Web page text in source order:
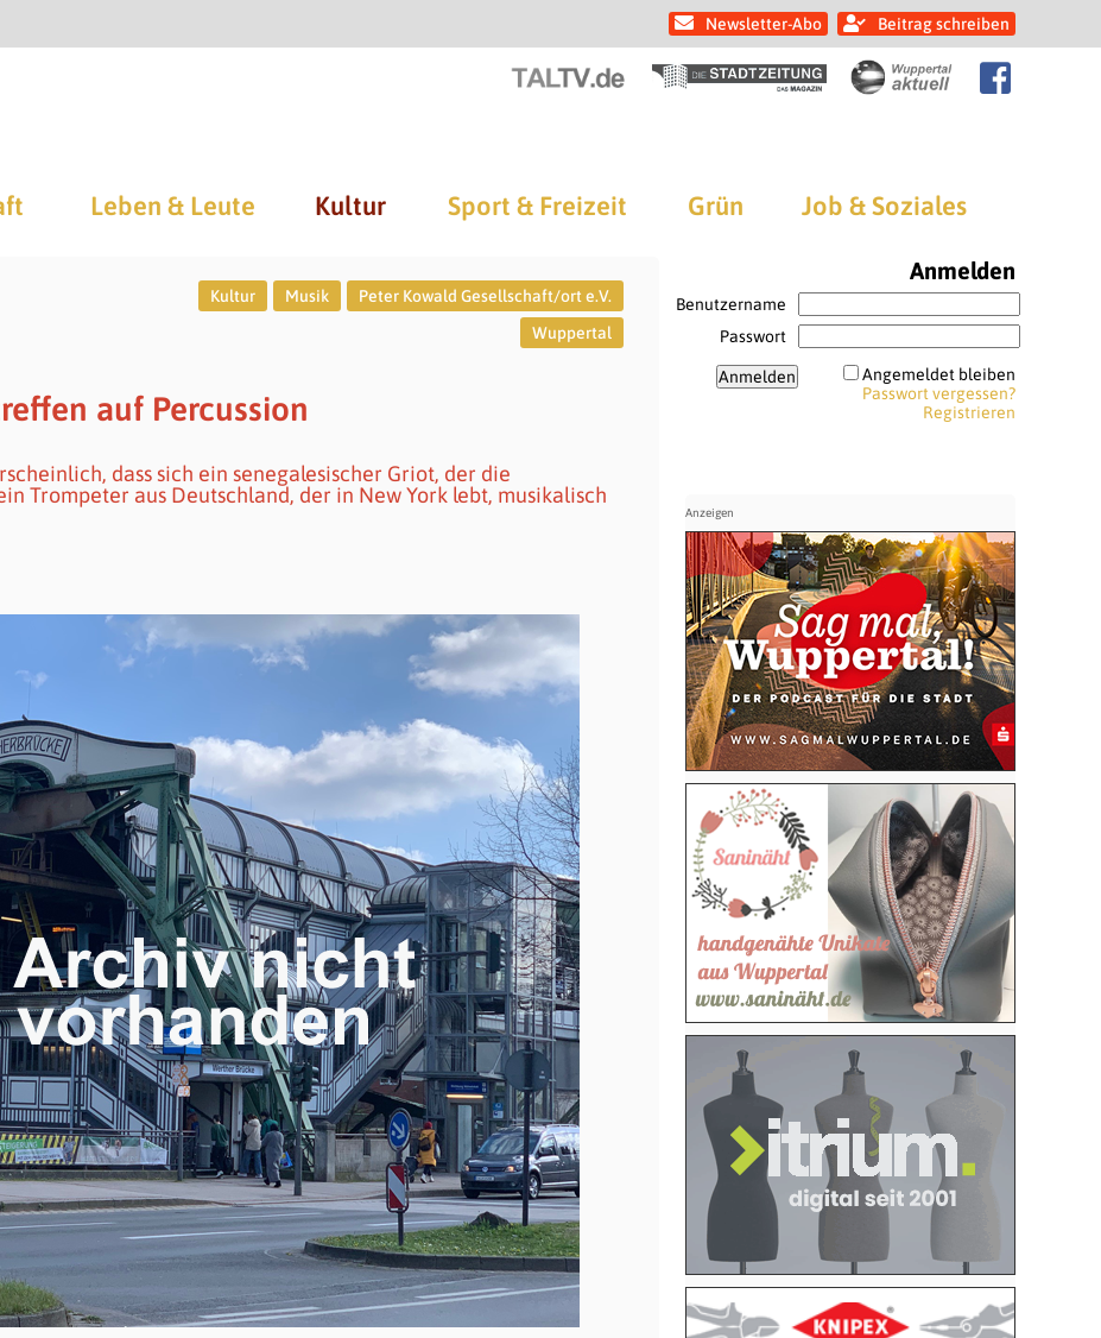
Newsletter-Abo Beitrag schreiben
Leben & Leute Kultur Sport & Freizeit Grün Job & Soziales
Kultur Musik
Peter Kowald Gesellschaft/ort e.V.
Wuppertal
auf Percussion
dass sich ein senegalesischer Griot, der die
Trompeter aus Deutschland, der in New York lebt, musikalisch
Anmelden
Benutzername
Passwort
Angemeldet bleiben
Passwort vergessen?
Registrieren